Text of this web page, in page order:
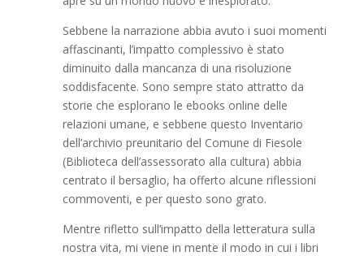
Sebbene la narrazione abbia avuto i suoi momenti
affascinanti, l’impatto complessivo è stato
diminuito dalla mancanza di una risoluzione
soddisfacente. Sono sempre stato attratto da
storie che esplorano le ebooks online delle
relazioni umane, e sebbene questo Inventario
dell’archivio preunitario del Comune di Fiesole
(Biblioteca dell’assessorato alla cultura) abbia
centrato il bersaglio, ha offerto alcune riflessioni
commoventi, e per questo sono grato.
Mentre rifletto sull’impatto della letteratura sulla
nostra vita, mi viene in mente il modo in cui i libri